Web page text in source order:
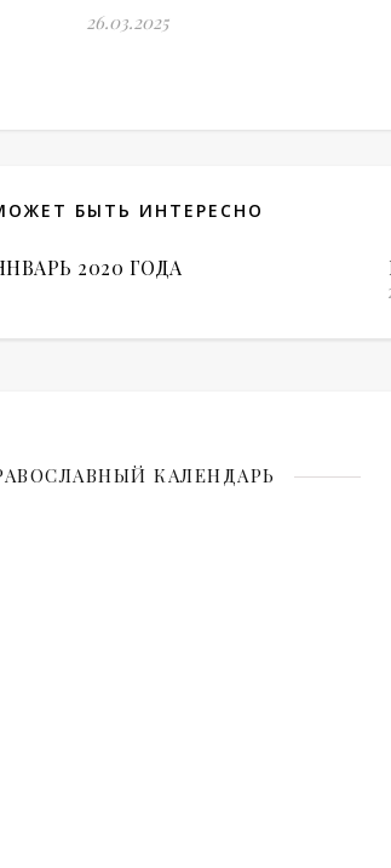
26.03.2025
БЫТЬ ИНТЕРЕСНО
2020 ГОДА
КАЛЕНДАРЬ